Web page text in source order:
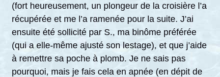
(fort heureusement, un plongeur de la croisière l’a
récupérée et me l’a ramenée pour la suite. J’ai
ensuite été sollicité par S., ma binôme préférée
(qui a elle-même ajusté son lestage), et que j’aide
à remettre sa poche à plomb. Je ne sais pas
pourquoi, mais je fais cela en apnée (en dépit de